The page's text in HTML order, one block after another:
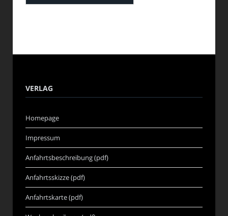
VERLAG
Homepage
Impressum
Anfahrtsbeschreibung (pdf)
Anfahrtsskizze (pdf)
Anfahrtskarte (pdf)